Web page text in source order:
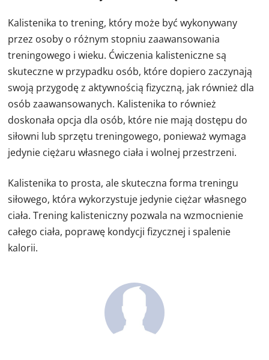
Kalistenika to trening, który może być wykonywany
przez osoby o różnym stopniu zaawansowania
treningowego i wieku. Ćwiczenia kalisteniczne są
skuteczne w przypadku osób, które dopiero zaczynają
swoją przygodę z aktywnością fizyczną, jak również dla
osób zaawansowanych. Kalistenika to również
doskonała opcja dla osób, które nie mają dostępu do
siłowni lub sprzętu treningowego, ponieważ wymaga
jedynie ciężaru własnego ciała i wolnej przestrzeni.
Kalistenika to prosta, ale skuteczna forma treningu
siłowego, która wykorzystuje jedynie ciężar własnego
ciała. Trening kalisteniczny pozwala na wzmocnienie
całego ciała, poprawę kondycji fizycznej i spalenie
kalorii.